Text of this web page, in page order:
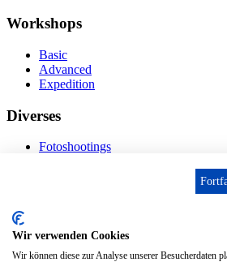
Workshops
Basic
Advanced
Expedition
Diverses
Fotoshootings
Kontakt
Fröhnstr. 4-8, 66954 Pirmasens
Diese E-Mail-Adresse ist vor
Wir verwenden Cookies
Wir können diese zur Analyse unserer Besucherdaten